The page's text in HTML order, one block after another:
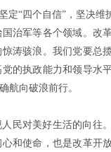
定“四个自信”，坚决
治军等各个领域。改
涛骇浪。我们党要总
的执政能力和领导水
航向破浪前行。
民对美好生活的向往
和使命，也是改革开